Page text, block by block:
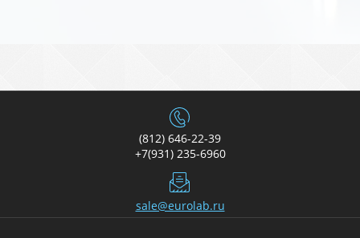
(812) 646-22-39
+7(931) 235-6960
sale@eurolab.ru